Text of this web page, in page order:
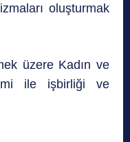
oluşturmak
üzere Kadın ve
ile işbirliği ve